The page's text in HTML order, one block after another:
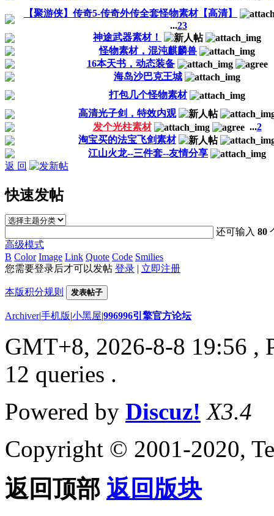
【聚游侠】传奇5-传奇外传全套怪物素材【高清】
...23
神途武器素材！
怪物素材，混沌麒麟兽
16本天书，动态装备
海岛沙巴克王城
打包几个怪物素材
高清光子剑，特效内观
发个光柱素材
...2
淘宝买的法宝飞剑素材
江山火龙--三件套--友情分享
返 回
快速发帖
还可输入80
高级模式
B Color Image Link Quote Code Smilies
您需要登录后才可以发帖 登录 | 立即注册
本版积分规则 发表帖子
Archiver|手机版|小黑屋|996996引擎官方论坛
GMT+8, 2026-8-8 19:56 ,
12 queries .
Powered by Discuz! X3.4
Copyright © 2001-2020,
返回顶部 返回版块